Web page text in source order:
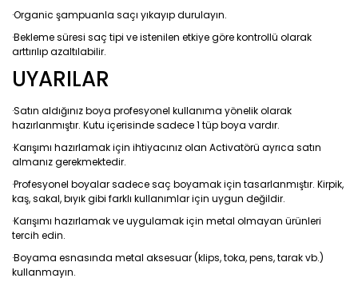
·Organic şampuanla saçı yıkayıp durulayın.
·Bekleme süresi saç tipi ve istenilen etkiye göre kontrollü olarak
arttırılıp azaltılabilir.
UYARILAR
·Satın aldığınız boya profesyonel kullanıma yönelik olarak
hazırlanmıştır. Kutu içerisinde sadece 1 tüp boya vardır.
·Karışımı hazırlamak için ihtiyacınız olan Activatörü ayrıca satın
almanız gerekmektedir.
·Profesyonel boyalar sadece saç boyamak için tasarlanmıştır. Kirpik,
kaş, sakal, bıyık gibi farklı kullanımlar için uygun değildir.
·Karışımı hazırlamak ve uygulamak için metal olmayan ürünleri
tercih edin.
·Boyama esnasında metal aksesuar (klips, toka, pens, tarak vb.)
kullanmayın.